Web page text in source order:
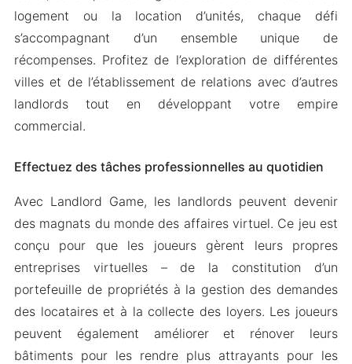
logement ou la location d’unités, chaque défi
s’accompagnant d’un ensemble unique de
récompenses. Profitez de l’exploration de différentes
villes et de l’établissement de relations avec d’autres
landlords tout en développant votre empire
commercial.
Effectuez des tâches professionnelles au quotidien
Avec Landlord Game, les landlords peuvent devenir
des magnats du monde des affaires virtuel. Ce jeu est
conçu pour que les joueurs gèrent leurs propres
entreprises virtuelles – de la constitution d’un
portefeuille de propriétés à la gestion des demandes
des locataires et à la collecte des loyers. Les joueurs
peuvent également améliorer et rénover leurs
bâtiments pour les rendre plus attrayants pour les